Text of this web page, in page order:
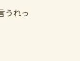
うれっ